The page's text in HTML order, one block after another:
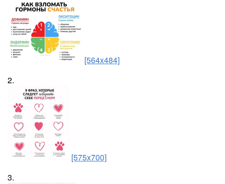
[564x484]
2.
[575x700]
3.